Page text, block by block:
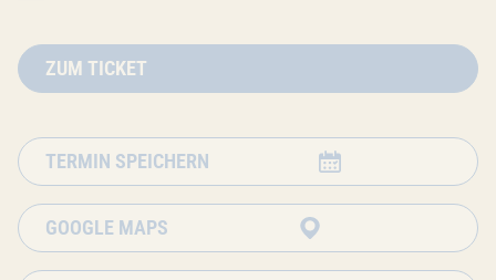
ZUM TICKET
TERMIN SPEICHERN
GOOGLE MAPS